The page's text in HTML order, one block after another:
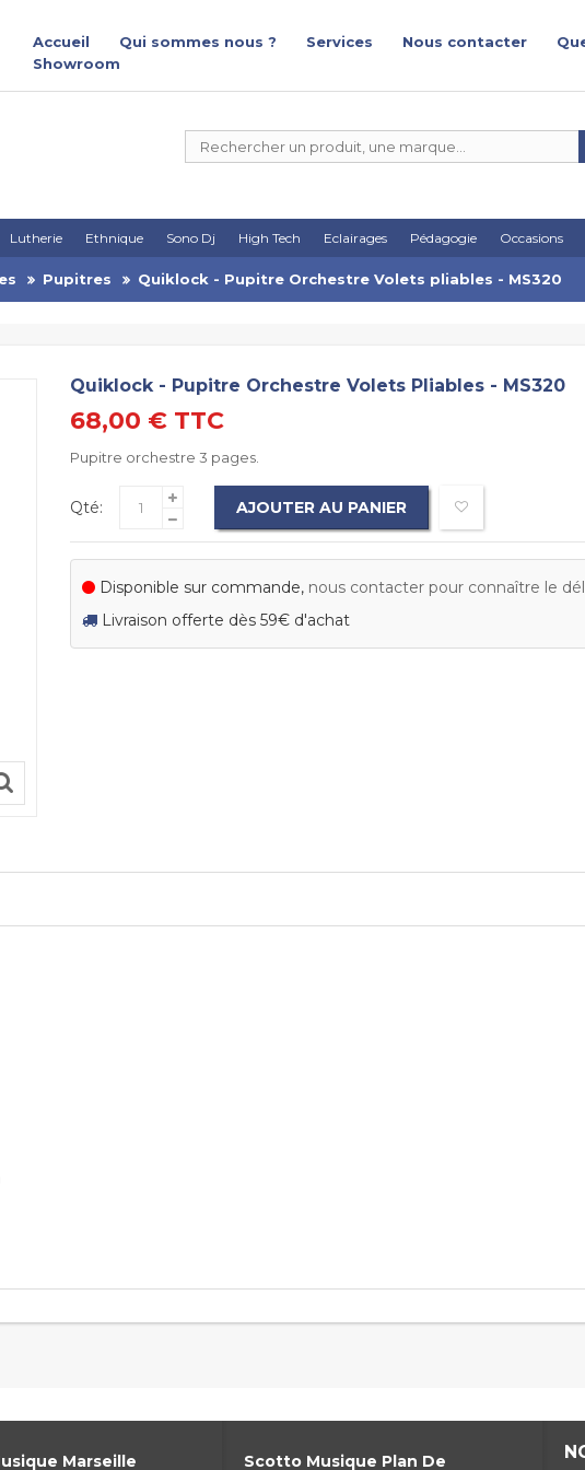
Accueil Qui sommes nous ? Services Nous contacter
Showroom
Lutherie Ethnique Sono Dj High Tech Eclairages Pédagogie Occasions
Pupitres Quiklock - Pupitre Orchestre Volets pliables - MS320
Quiklock - Pupitre Orchestre Volets Pliables - MS320
68,00 € TTC
Pupitre orchestre 3 pages.
Qté: AJOUTER AU PANIER
Disponible sur commande, nous contacter pour connaître le
Livraison offerte dès 59€ d'achat
Marseille
Scotto Musique Plan De